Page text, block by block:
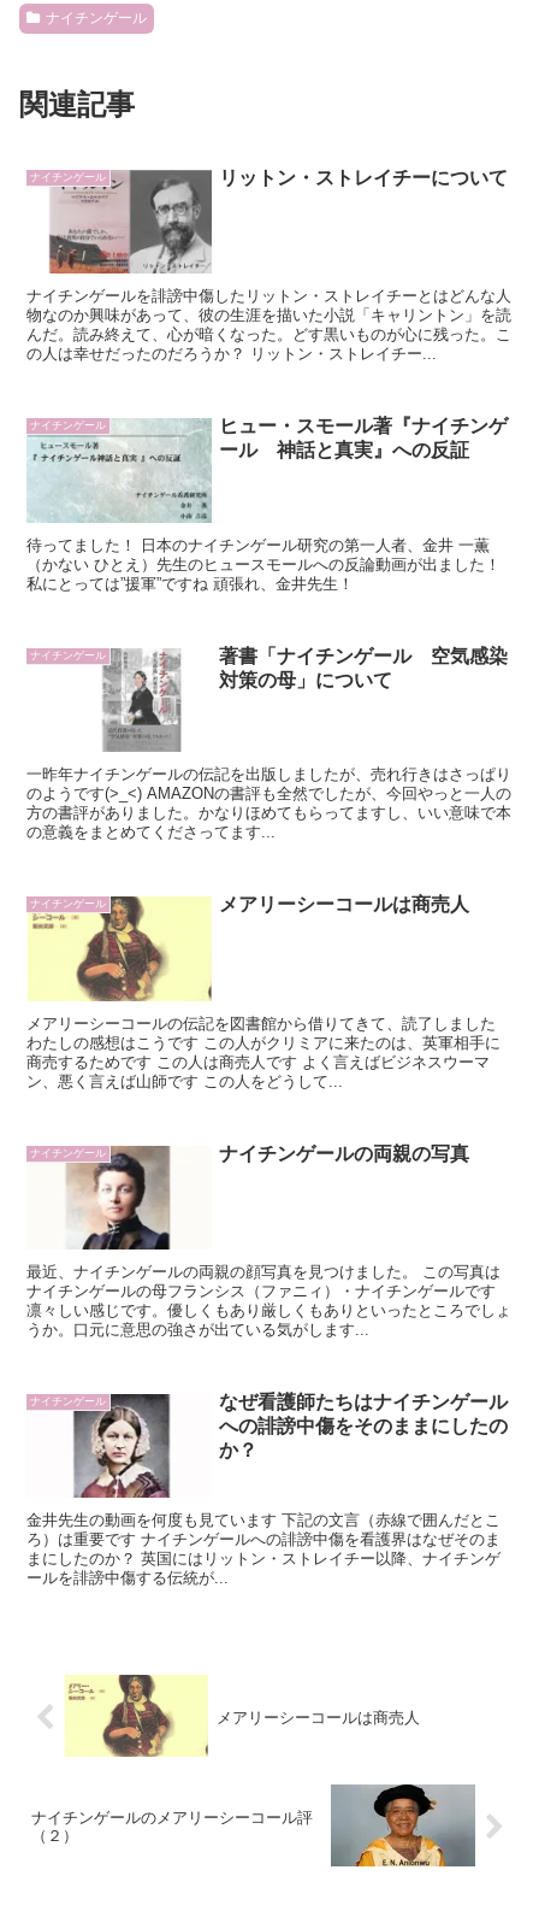
ナイチンゲール
関連記事
ナイチンゲール リットン・ストレイチーについて
ナイチンゲールを誹謗中傷したリットン・ストレイチーとはどんな人
物なのか興味があって、彼の生涯を描いた小説「キャリントン」を読
んだ。読み終えて、心が暗くなった。どす黒いものが心に残った。こ
の人は幸せだったのだろうか？ リットン・ストレイチー...
ナイチンゲール
ヒュー・スモール著『ナイチンゲ
ール 神話と真実』への反証
待ってました！ 日本のナイチンゲール研究の第一人者、金井 一薫
（かない ひとえ）先生のヒュースモールへの反論動画が出ました！
私にとっては”援軍”ですね 頑張れ、金井先生！
ナイチンゲール
著書「ナイチンゲール 空気感染
対策の母」について
一昨年ナイチンゲールの伝記を出版しましたが、売れ行きはさっぱり
のようです(>_<) AMAZONの書評も全然でしたが、今回やっと一人の
方の書評がありました。かなりほめてもらってますし、いい意味で本
の意義をまとめてくださってます...
ナイチンゲール メアリーシーコールは商売人
メアリーシーコールの伝記を図書館から借りてきて、読了しました
わたしの感想はこうです この人がクリミアに来たのは、英軍相手に
商売するためです この人は商売人です よく言えばビジネスウーマ
ン、悪く言えば山師です この人をどうして...
ナイチンゲール ナイチンゲールの両親の写真
最近、ナイチンゲールの両親の顔写真を見つけました。 この写真は
ナイチンゲールの母フランシス（ファニィ）・ナイチンゲールです
凛々しい感じです。優しくもあり厳しくもありといったところでしょ
うか。口元に意思の強さが出ている気がします...
ナイチンゲール
なぜ看護師たちはナイチンゲール
への誹謗中傷をそのままにしたの
か？
金井先生の動画を何度も見ています 下記の文言（赤線で囲んだとこ
ろ）は重要です ナイチンゲールへの誹謗中傷を看護界はなぜそのま
まにしたのか？ 英国にはリットン・ストレイチー以降、ナイチンゲ
ールを誹謗中傷する伝統が...
メアリーシーコールは商売人
ナイチンゲールのメアリーシーコール評
（２）